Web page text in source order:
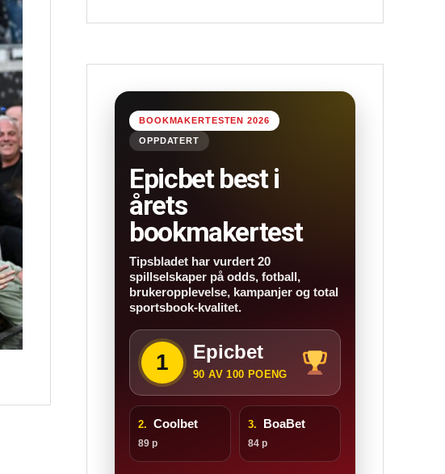
BOOKMAKERTESTEN 2026
OPPDATERT
Epicbet best i
årets
bookmakertest
Tipsbladet har vurdert 20
spillselskaper på odds, fotball,
brukeropplevelse, kampanjer og total
sportsbook-kvalitet.
1 Epicbet
90 AV 100 POENG
2. Coolbet
89 p
3. BoaBet
84 p